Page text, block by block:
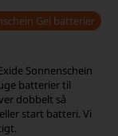
Gel batterier
Sonnenschein
batterier til
dobbelt så
start batteri. Vi